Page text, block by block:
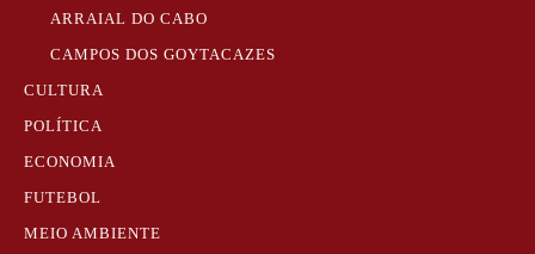
ARRAIAL DO CABO
CAMPOS DOS GOYTACAZES
CULTURA
POLÍTICA
ECONOMIA
FUTEBOL
MEIO AMBIENTE